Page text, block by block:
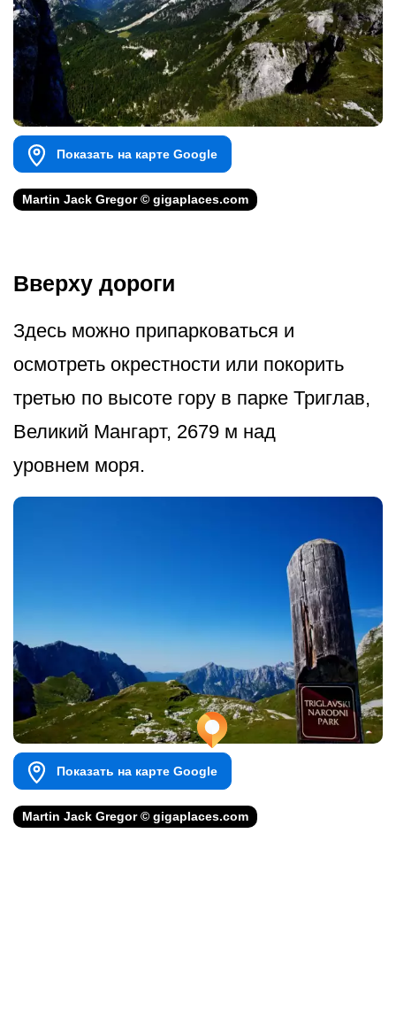
Показать на карте Google
Martin Jack Gregor © gigaplaces.com
Вверху дороги
Здесь можно припарковаться и
осмотреть окрестности или покорить
третью по высоте гору в парке Триглав,
Великий Мангарт, 2679 м над
уровнем моря.
Показать на карте Google
Martin Jack Gregor © gigaplaces.com